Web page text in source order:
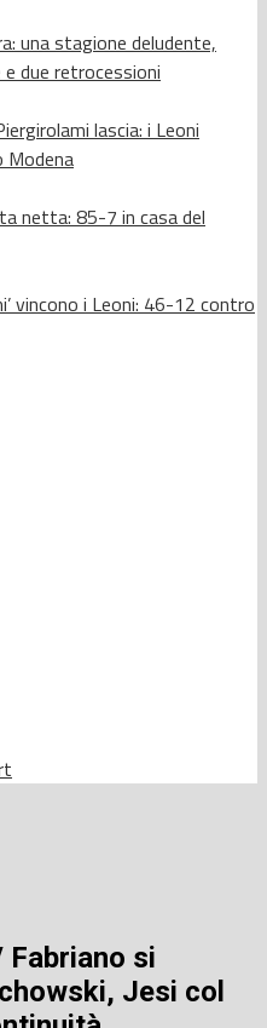
una stagione deludente,
due retrocessioni
lascia: i Leoni
netta: 85-7 in casa del
vincono i Leoni: 46-12 contro
Fabriano si
Jesi col